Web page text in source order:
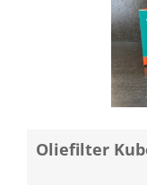
Oliefilter